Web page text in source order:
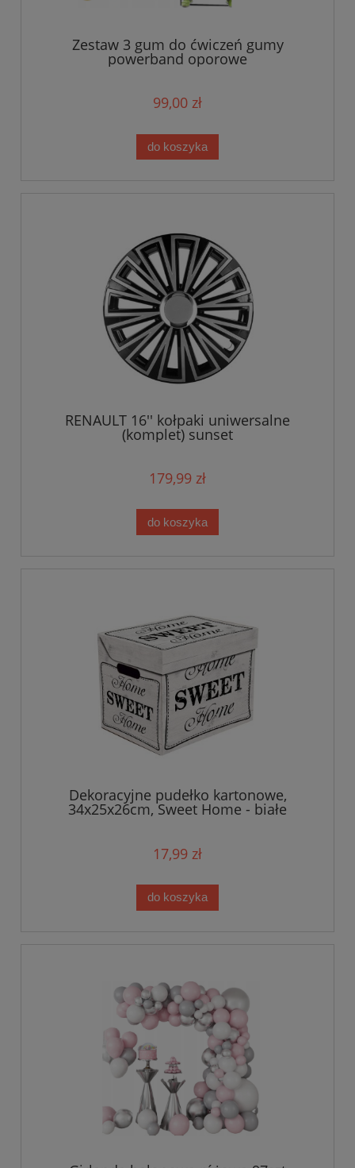
Zestaw 3 gum do ćwiczeń gumy
powerband oporowe
99,00 zł
do koszyka
RENAULT 16'' kołpaki uniwersalne
(komplet) sunset
179,99 zł
do koszyka
Dekoracyjne pudełko kartonowe,
34x25x26cm, Sweet Home - białe
17,99 zł
do koszyka